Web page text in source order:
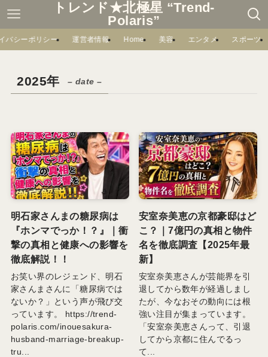
トレンド★北極星 “Trend-
Polaris”
バシーポリシー 運営者情報 Home 美容 エンタメ スポーツ
2025年 – date –
明石家さんまの糖尿病は
『ホンマでっか！？』｜衝
撃の真相と健康への影響を
徹底解説！！
お笑い界のレジェンド、明石
家さんまさんに「糖尿病では
ないか？」という声が飛び交
っています。 https://trend-
polaris.com/inouesakura-
husband-marriage-breakup-
tru...
安室奈美恵の京都豪邸はど
こ？｜7億円の真相と物件
名を徹底調査【2025年最
新】
安室奈美恵さんが芸能界を引
退してから数年が経過しまし
たが、今なおその動向には根
強い注目が集まっています。
「安室奈美恵さんって、引退
してから京都に住んでるっ
て...